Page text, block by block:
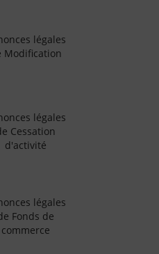
légales
Modification
légales
Cessation
d'activité
légales
Fonds de
commerce